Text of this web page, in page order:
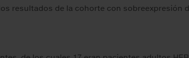
resultados de la cohorte con sobreexpresión